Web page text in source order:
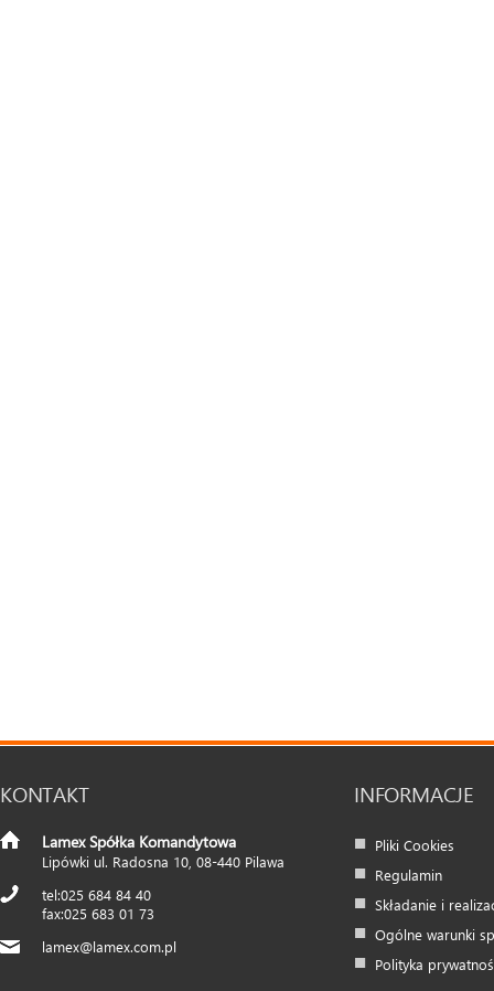
KONTAKT
Lamex Spółka Komandytowa
Lipówki ul. Radosna 10 08-440 Pilawa
025 684 84 40
025 683 01 73
lamex@lamex.com.pl
INFORMACJE
Pliki Cookies
Regulamin
Składanie i
Ogólne warunki
Polityka